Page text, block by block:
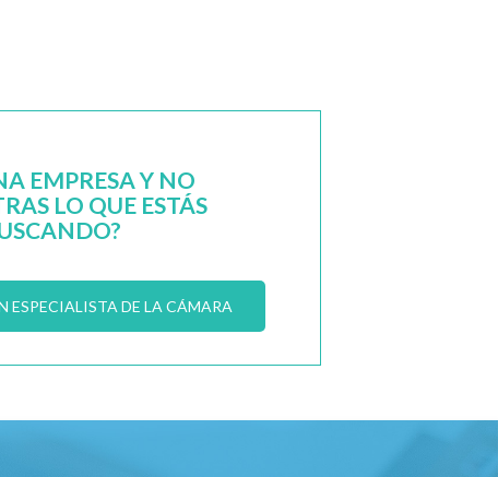
EMPRESA Y NO
LO QUE ESTÁS
ESPECIALISTA DE LA CÁMARA